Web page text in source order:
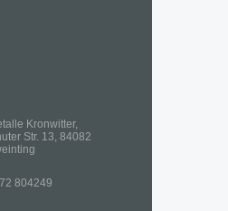
Kronwitter,
Str. 13, 84082
804249